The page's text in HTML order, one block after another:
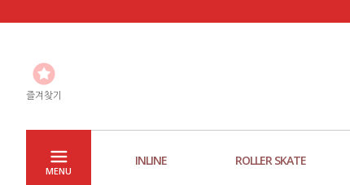
즐겨찾기
MENU
INLINE ROLLER SKATE